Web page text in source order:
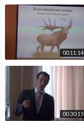
00:11:14
00:30:15